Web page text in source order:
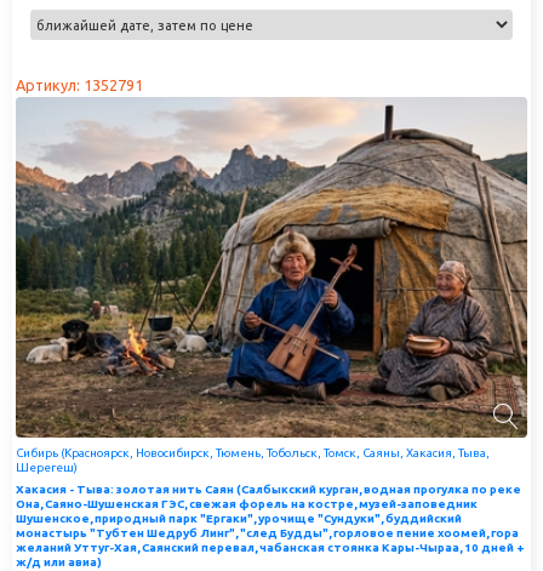
Артикул: 1352791
Сибирь (Красноярск, Новосибирск, Тюмень, Тобольск, Томск, Саяны, Хакасия, Тыва,
Шерегеш)
Хакасия - Тыва: золотая нить Саян (Салбыкский курган, водная прогулка по реке
Она, Саяно-Шушенская ГЭС, свежая форель на костре, музей-заповедник
Шушенское, природный парк "Ергаки", урочище "Сундуки", буддийский
монастырь "Тубтен Шедруб Линг", "след Будды", горловое пение хоомей, гора
желаний Уттуг-Хая, Саянский перевал, чабанская стоянка Кары-Чыраа, 10 дней +
ж/д или авиа)